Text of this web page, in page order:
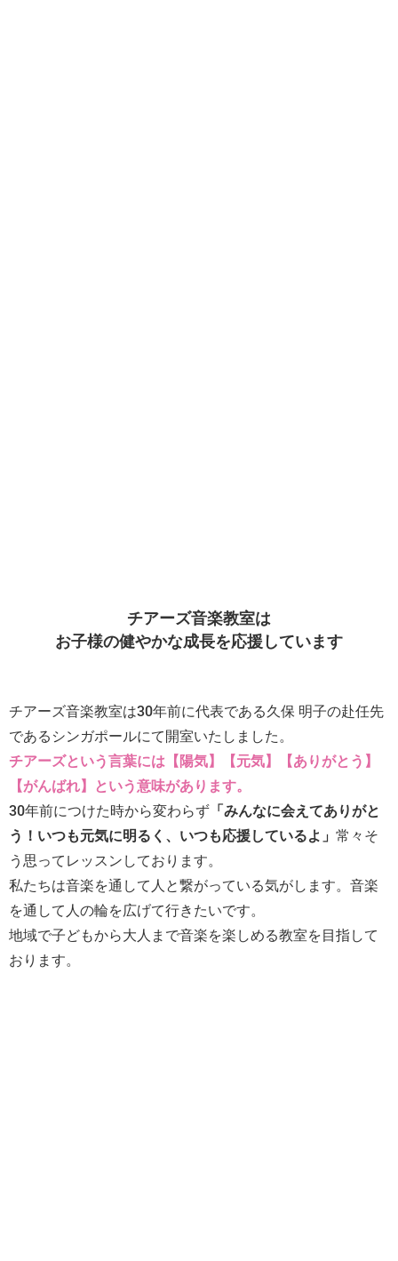
チアーズ音楽教室は
お子様の健やかな成長を応援しています
チアーズ音楽教室は30年前に代表である久保 明子の赴任先
であるシンガポールにて開室いたしました。
チアーズという言葉には【陽気】【元気】【ありがとう】
【がんばれ】という意味があります。
30年前につけた時から変わらず 「みんなに会えてありがと
う！いつも元気に明るく、いつも応援しているよ」 常々そ
う思ってレッスンしております。
私たちは音楽を通して人と繋がっている気がします。音楽
を通して人の輪を広げて行きたいです。
地域で子どもから大人まで音楽を楽しめる教室を目指して
おります。